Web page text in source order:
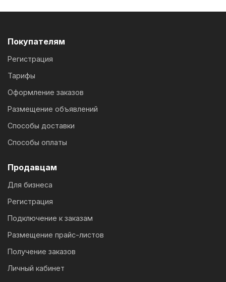
Покупателям
Регистрация
Тарифы
Оформление заказов
Размещение объявлений
Способы доставки
Способы оплаты
Продавцам
Для бизнеса
Регистрация
Подключение к заказам
Размещение прайс-листов
Получение заказов
Личный кабинет